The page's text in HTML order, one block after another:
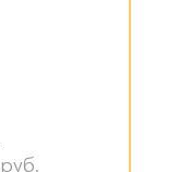
руб.